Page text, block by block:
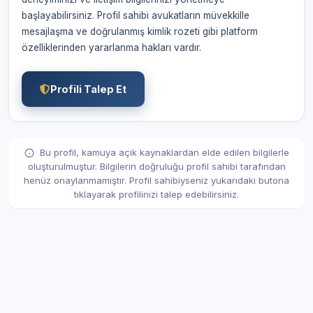
başlayabilirsiniz. Profil sahibi avukatların müvekkille
mesajlaşma ve doğrulanmış kimlik rozeti gibi platform
özelliklerinden yararlanma hakları vardır.
Profili Talep Et
Bu profil, kamuya açık kaynaklardan elde edilen bilgilerle
oluşturulmuştur. Bilgilerin doğruluğu profil sahibi tarafından
henüz onaylanmamıştır. Profil sahibiyseniz yukarıdaki butona
tıklayarak profilinizi talep edebilirsiniz.